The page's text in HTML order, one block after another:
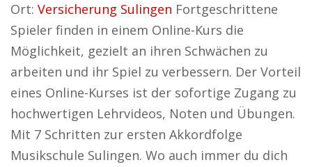
Ort: Versicherung Sulingen Fortgeschrittene
Spieler finden in einem Online-Kurs die
Möglichkeit, gezielt an ihren Schwächen zu
arbeiten und ihr Spiel zu verbessern. Der Vorteil
eines Online-Kurses ist der sofortige Zugang zu
hochwertigen Lehrvideos, Noten und Übungen.
Mit 7 Schritten zur ersten Akkordfolge
Musikschule Sulingen. Wo auch immer du dich